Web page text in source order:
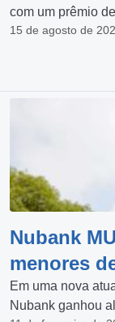
com um prêmio
15 de agosto de
Nubank
menores
Em uma nova
Nubank ganhou